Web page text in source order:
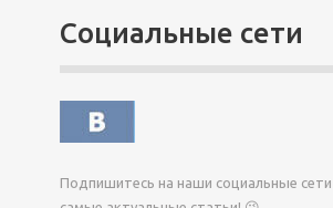
Социальные сети
Подпишитесь на наши социальные сети